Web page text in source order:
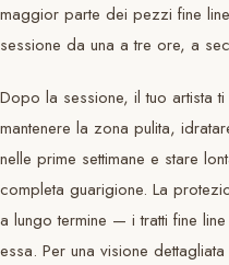
maggior parte dei pezzi fine
sessione da una a tre ore, a
Dopo la sessione, il tuo artista
mantenere la zona pulita,
nelle prime settimane e stare
completa guarigione. La
a lungo termine — i tratti fine
essa. Per una visione